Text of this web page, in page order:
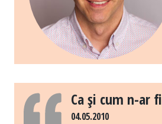
Ca şi cum n-ar fi
04.05.2010